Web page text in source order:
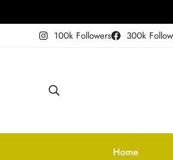
300k
100k Followers
Home